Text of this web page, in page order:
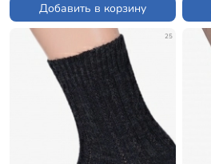
Добавить в корзину
25